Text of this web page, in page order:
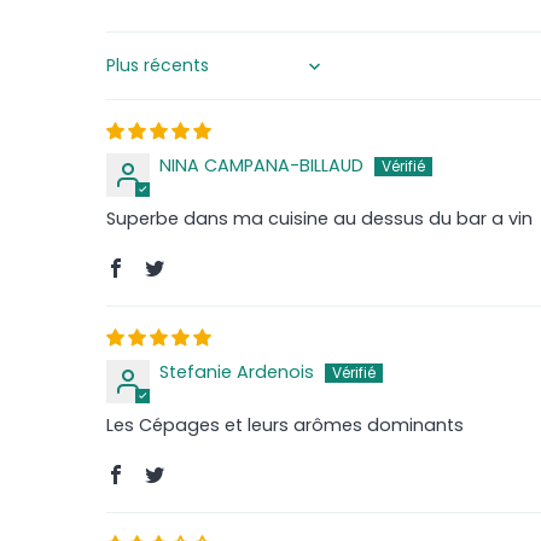
Sort by
NINA CAMPANA-BILLAUD
Superbe dans ma cuisine au dessus du bar a vin
Stefanie Ardenois
Les Cépages et leurs arômes dominants